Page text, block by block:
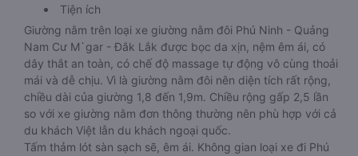
Tiện ích
Giường nằm trên loại xe giường nằm đôi Phú Ninh - Quảng
Nam Cư M`gar - Đắk Lắk được bọc da xịn, nệm êm ái, có
dây thắt an toàn, có chế độ massage tự động vô cùng thoải
mái và dễ chịu. Vì là giường nằm đôi nên diện tích rất rộng,
chiều dài của giường 1,8 đến 1,9m. Chiều rộng gấp 2,5 lần
so với xe giường nằm đơn thông thường nên phù hợp với cả
du khách Việt lẫn du khách ngoại quốc.
Tấm thảm lót sàn sạch sẽ, êm ái. Không gian loại xe đi Phú